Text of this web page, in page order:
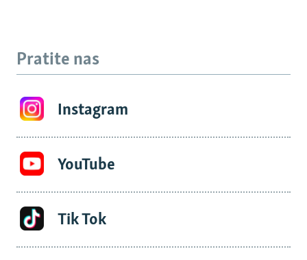
Pratite nas
Instagram
YouTube
Tik Tok